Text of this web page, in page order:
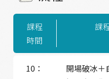
課程
時間
課
10：
開場破冰＋